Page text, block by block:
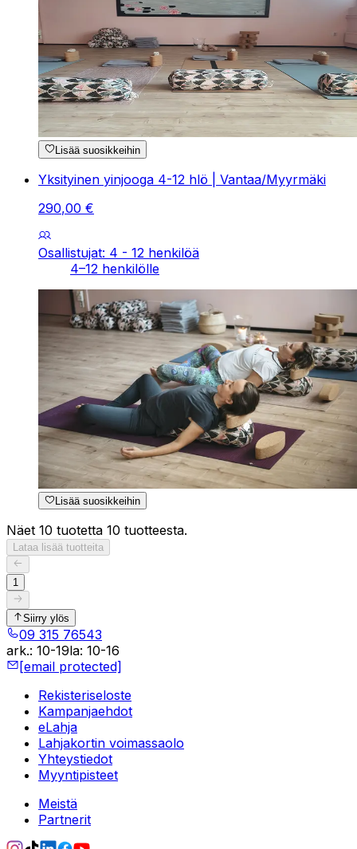
Lisää suosikkeihin
Yksityinen yinjooga 4-12 hlö | Vantaa/Myyrmäki
290,00 €
Osallistujat: 4 - 12 henkilöä
4–12 henkilölle
Lisää suosikkeihin
Näet 10 tuotetta 10 tuotteesta.
Lataa lisää tuotteita
1
Siirry ylös
09 315 76543
ark.: 10-19la: 10-16
[email protected]
Rekisteriseloste
Kampanjaehdot
eLahja
Lahjakortin voimassaolo
Yhteystiedot
Myyntipisteet
Meistä
Partnerit